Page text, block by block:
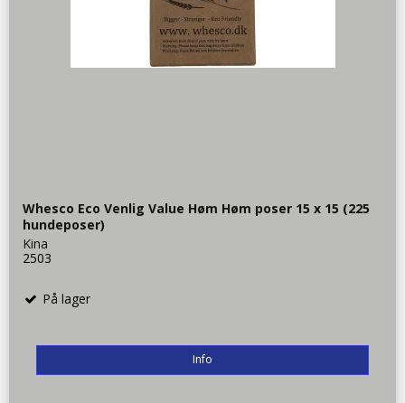
Whesco Eco Venlig Value Høm Høm poser 15 x 15 (225
hundeposer)
Kina
2503
På lager
Info